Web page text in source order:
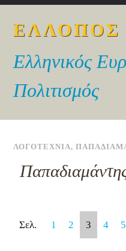
ΕΛΛΟΠΟΣ
Ελληνικός
Πολιτισμός
ΛΟΓΟΤΕΧΝΙΑ,
Σελ. 1 2 3 4 5